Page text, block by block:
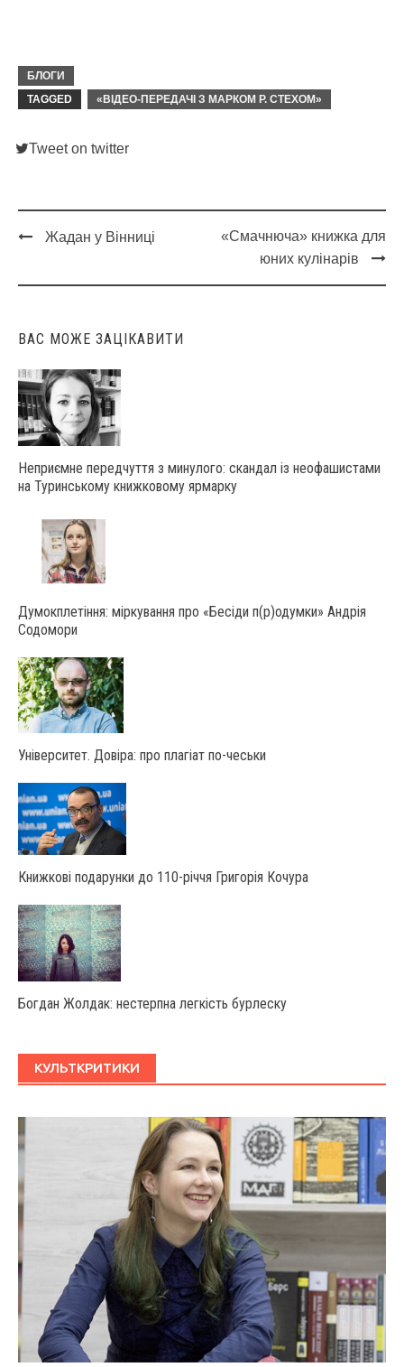
БЛОГИ
TAGGED
«ВІДЕО-ПЕРЕДАЧІ З МАРКОМ Р. СТЕХОМ»
Tweet on twitter
navigation
Жадан у Вінниці
«Смачнюча» книжка для
юних кулінарів
ВАС МОЖЕ ЗАЦІКАВИТИ
Неприємне передчуття з минулого: скандал із неофашистами
на Туринському книжковому ярмарку
Думокплетіння: міркування про «Бесіди п(р)одумки» Андрія
Содомори
Університет. Довіра: про плагіат по-чеськи
Книжкові подарунки до 110-річчя Григорія Кочура
Богдан Жолдак: нестерпна легкість бурлеску
КУЛЬТКРИТИКИ